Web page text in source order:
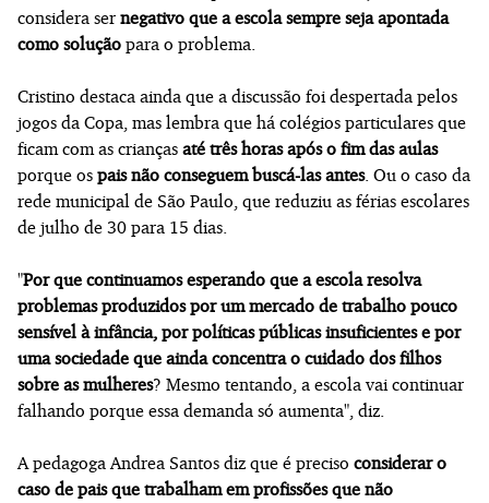
considera ser negativo que a escola sempre seja apontada
como solução para o problema.
Cristino destaca ainda que a discussão foi despertada pelos
jogos da Copa, mas lembra que há colégios particulares que
ficam com as crianças até três horas após o fim das aulas
porque os pais não conseguem buscá-las antes. Ou o caso da
rede municipal de São Paulo, que reduziu as férias escolares
de julho de 30 para 15 dias.
"Por que continuamos esperando que a escola resolva
problemas produzidos por um mercado de trabalho pouco
sensível à infância, por políticas públicas insuficientes e por
uma sociedade que ainda concentra o cuidado dos filhos
sobre as mulheres? Mesmo tentando, a escola vai continuar
falhando porque essa demanda só aumenta", diz.
A pedagoga Andrea Santos diz que é preciso considerar o
caso de pais que trabalham em profissões que não